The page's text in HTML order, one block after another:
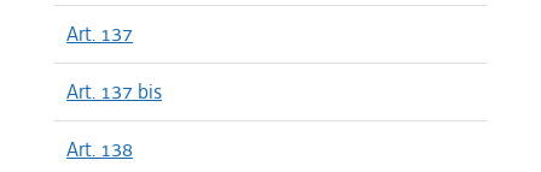
Art. 137
Art. 137 bis
Art. 138